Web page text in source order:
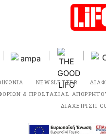
NEWSLETTER
& ΠΡΟΣΤΑΣΙΑΣ
ΔΙΑΧΕΙΡΙΣΗ